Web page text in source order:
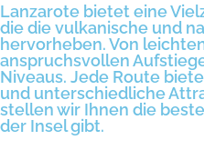
Lanzarote bietet eine
die die vulkanische und
hervorheben. Von
anspruchsvollen
Niveaus. Jede Route
und unterschiedliche
stellen wir Ihnen die
der Insel gibt.